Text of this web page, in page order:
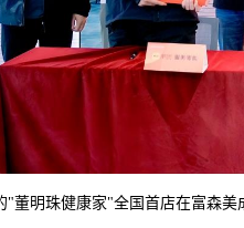
"董明珠健康家"全国首店在富森